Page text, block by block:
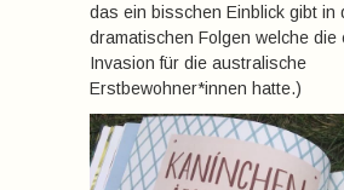
das ein bisschen Einblick gibt in
dramatischen Folgen welche die
Invasion für die australische
Erstbewohner*innen hatte.)